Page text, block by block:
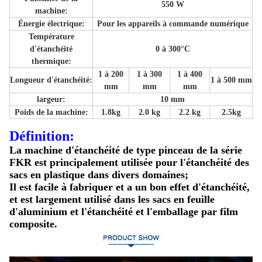
machine:
550 W
Énergie électrique:
Pour les appareils à commande numérique
Température
d'étanchéité
thermique:
0 à 300°C
Longueur d'étanchéité:
1 à 200
mm
1 à 300
mm
1 à 400
mm
1 à 500 mm
largeur:
10 mm
Poids de la machine:
1.8kg 2.0 kg 2.2 kg 2.5kg
Définition:
La machine d'étanchéité de type pinceau de la série
FKR est principalement utilisée pour l'étanchéité des
sacs en plastique dans divers domaines;
Il est facile à fabriquer et a un bon effet d'étanchéité,
et est largement utilisé dans les sacs en feuille
d'aluminium et l'étanchéité et l'emballage par film
composite.